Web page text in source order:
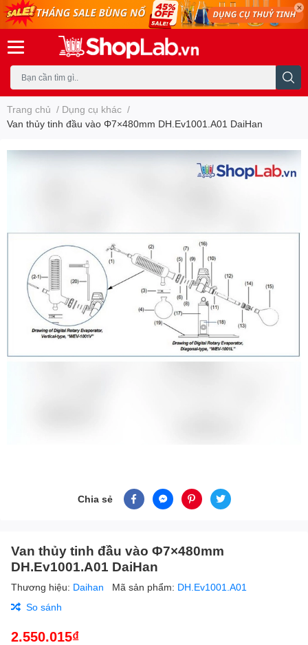
Trang chủ / Dụng cụ khác /
Van thủy tinh đầu vào Φ7×480mm DH.Ev1001.A01 DaiHan
Chia sẻ
Van thủy tinh đầu vào Φ7×480mm
DH.Ev1001.A01 DaiHan
Thương hiệu: Daihan Mã sản phẩm: DH.Ev1001.A01
So sánh
2.550.015₫